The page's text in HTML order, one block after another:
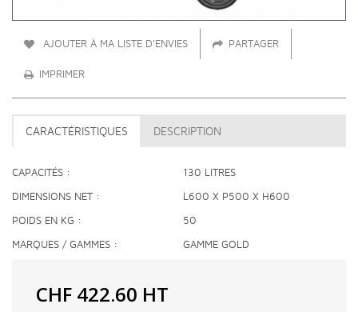
AJOUTER À MA LISTE D'ENVIES PARTAGER
IMPRIMER
CARACTÉRISTIQUES DESCRIPTION
CAPACITÉS 130 LITRES
DIMENSIONS NET L600 X P500 X H600
POIDS EN KG 50
MARQUES / GAMMES GAMME GOLD
CHF 422.60 HT